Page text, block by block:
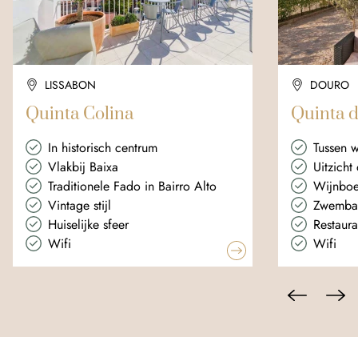
LISSABON
Quinta Colina
In historisch centrum
Vlakbij Baixa
Traditionele Fado in Bairro Alto
Vintage stijl
Huiselijke sfeer
Wifi
DOURO
Quinta
Tussen
Wifi